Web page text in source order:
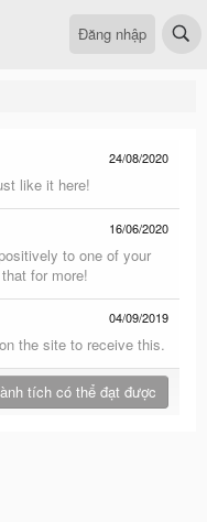
Đăng nhập
24/08/2020
like it here!
16/06/2020
to one of your
for more!
04/09/2019
the site to receive this.
tích có thể đạt được